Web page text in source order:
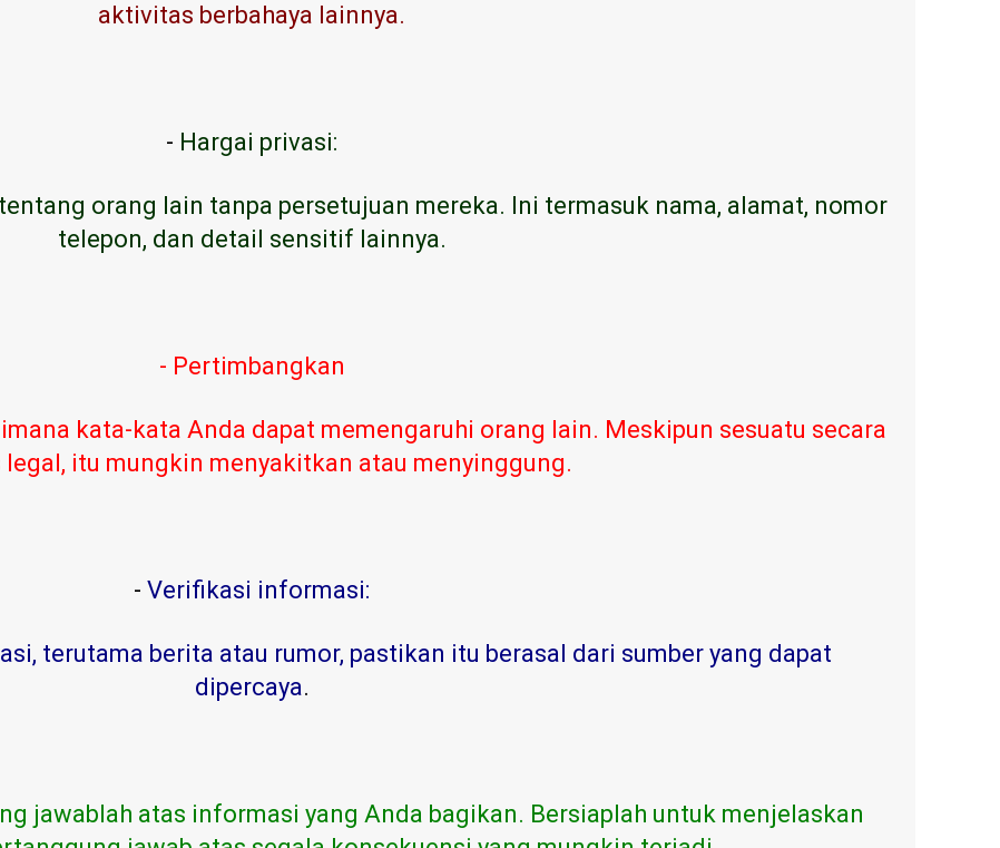
aktivitas berbahaya lainnya.
- Hargai privasi:
orang lain tanpa persetujuan mereka. Ini termasuk nama, alamat, nomor
telepon, dan detail sensitif lainnya.
- Pertimbangkan
kata-kata Anda dapat memengaruhi orang lain. Meskipun sesuatu secara
itu mungkin menyakitkan atau menyinggung.
- Verifikasi informasi:
terutama berita atau rumor, pastikan itu berasal dari sumber yang dapat
dipercaya.
jawablah atas informasi yang Anda bagikan. Bersiaplah untuk menjelaskan